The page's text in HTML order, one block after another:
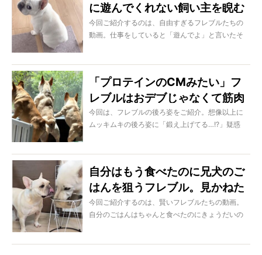
に遊んでくれない飼い主を睨む
フレブルがこちら【動画】
今回ご紹介するのは、自由すぎるフレブルたちの
動画。仕事をしていると「遊んでよ」と言いたそ
「プロテインのCMみたい」フ
レブルはおデブじゃなくて筋肉
質なのだ【動画】
今回は、フレブルの後ろ姿をご紹介。想像以上に
ムッキムキの後ろ姿に「鍛え上げてる…!?」疑惑
自分はもう食べたのに兄犬のご
はんを狙うフレブル。見かねた
兄犬の行動にビックリ!?【動
画】
今回ご紹介するのは、賢いフレブルたちの動画。
自分のごはんはちゃんと食べたのにきょうだいの